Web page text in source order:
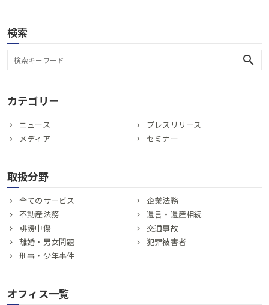
検索
search
カテゴリー
ニュース
プレスリリース
メディア
セミナー
取扱分野
全てのサービス
企業法務
不動産法務
遺言・遺産相続
誹謗中傷
交通事故
離婚・男女問題
犯罪被害者
刑事・少年事件
オフィス一覧